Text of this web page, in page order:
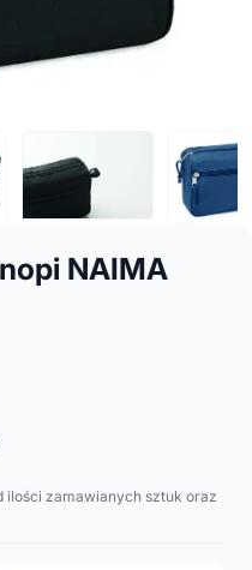
NAIMA
ilości zamawianych sztuk oraz